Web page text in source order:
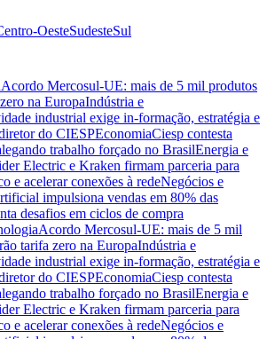
OesteSudesteSul
Acordo Mercosul-UE: mais de 5 mil produtos
na EuropaIndústria e
industrial exige in-formação, estratégia e
do CIESPEconomiaCiesp contesta
trabalho forçado no BrasilEnergia e
Electric e Kraken firmam parceria para
e acelerar conexões à redeNegócios e
impulsiona vendas em 80% das
desafios em ciclos de compra
Acordo Mercosul-UE: mais de 5 mil
tarifa zero na EuropaIndústria e
industrial exige in-formação, estratégia e
do CIESPEconomiaCiesp contesta
trabalho forçado no BrasilEnergia e
Electric e Kraken firmam parceria para
e acelerar conexões à redeNegócios e